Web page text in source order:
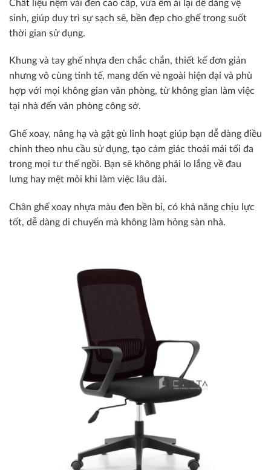
Chất liệu nệm vải đen cao cấp, vừa êm ái lại dễ dàng vệ
sinh, giúp duy trì sự sạch sẽ, bền đẹp cho ghế trong suốt
thời gian sử dụng.
Khung và tay ghế nhựa đen chắc chắn, thiết kế đơn giản
nhưng vô cùng tinh tế, mang đến vẻ ngoài hiện đại và phù
hợp với mọi không gian văn phòng, từ không gian làm việc
tại nhà đến văn phòng công sở.
Ghế xoay, nâng hạ và gật gù linh hoạt giúp bạn dễ dàng điều
chỉnh theo nhu cầu sử dụng, tạo cảm giác thoải mái tối đa
trong mọi tư thế ngồi. Bạn sẽ không phải lo lắng về đau
lưng hay mệt mỏi khi làm việc lâu dài.
Chân ghế xoay nhựa màu đen bền bỉ, có khả năng chịu lực
tốt, dễ dàng di chuyển mà không làm hỏng sàn nhà.